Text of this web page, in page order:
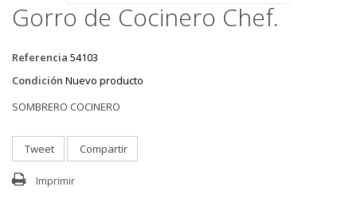
Gorro de Cocinero Chef.
Referencia 54103
Condición Nuevo producto
SOMBRERO COCINERO
Tweet Compartir
Imprimir